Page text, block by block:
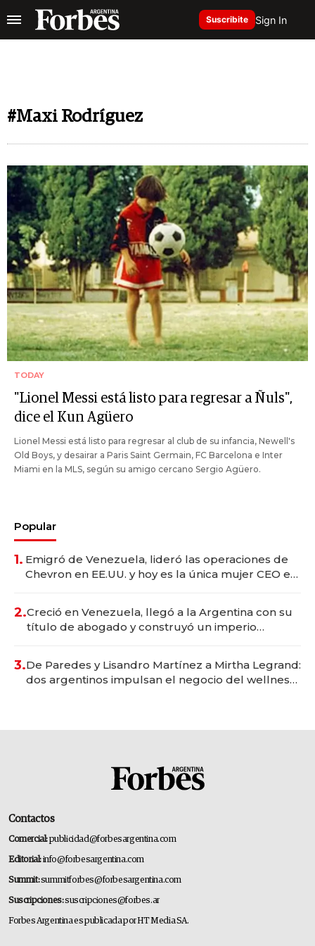
Suscribite Sign In
#Maxi Rodríguez
TODAY
"Lionel Messi está listo para regresar a Ñuls",
dice el Kun Agüero
Lionel Messi está listo para regresar al club de su infancia, Newell's
Old Boys, y desairar a Paris Saint Germain, FC Barcelona e Inter
Miami en la MLS, según su amigo cercano Sergio Agüero.
Popular
1. Emigró de Venezuela, lideró las operaciones de
Chevron en EE.UU. y hoy es la única mujer CEO en
2.Creció en Venezuela, llegó a la Argentina con su
título de abogado y construyó un imperio
3.De Paredes y Lisandro Martínez a Mirtha Legrand:
dos argentinos impulsan el negocio del wellness
Contactos
Comercial:publicidad@forbesargentina.com
Editorial:info@forbesargentina.com
Summit:summitforbes@forbesargentina.com
Suscripciones:suscripciones@forbes.ar
Forbes Argentina es publicada por HT Media SA.